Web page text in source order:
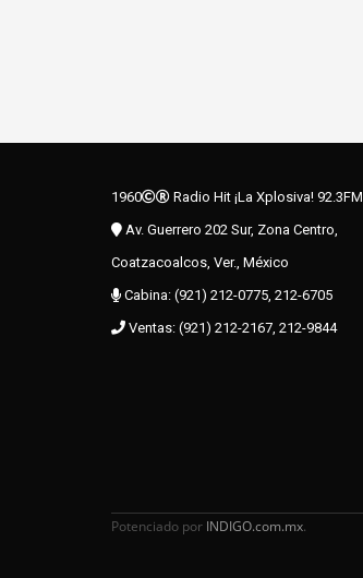
1960
Radio Hit ¡La Xplosiva! 92.3FM
Av. Guerrero 202 Sur, Zona Centro,
Coatzacoalcos, Ver., México
Cabina: (921) 212-0775, 212-6705
Ventas: (921) 212-2167, 212-9844
Potenciado por INDIGO.com.mx.